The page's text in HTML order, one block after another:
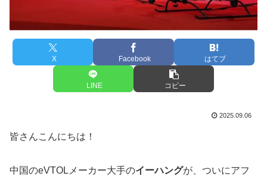
X Facebook はてブ
LINE コピー
2025.09.06
皆さんこんにちは！
中国のeVTOLメーカー大手のイーハングが、ついにアフ